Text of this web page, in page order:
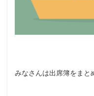
みなさんは出席簿をまと